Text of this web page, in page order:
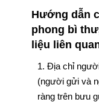
Hướng dẫn
phong bì
liệu liên
1. Địa chỉ
(người gửi và
ràng trên bưu